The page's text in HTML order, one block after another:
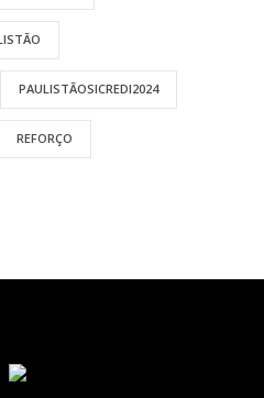
PAULISTÃOSICREDI2024
REFORÇO